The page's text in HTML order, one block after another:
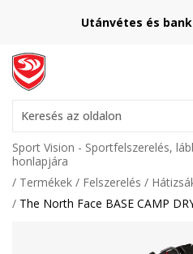
Utánvétes és
Keresés az oldalon
Sport Vision - Sportfelszerelés,
honlapjára
Termékek
Felszerelés
The North Face BASE CAMP